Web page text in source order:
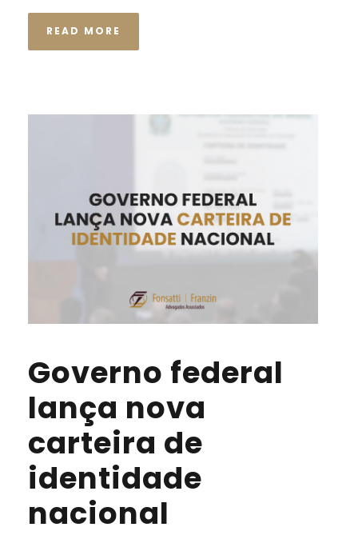
READ MORE
Governo federal
lança nova
carteira de
identidade
nacional